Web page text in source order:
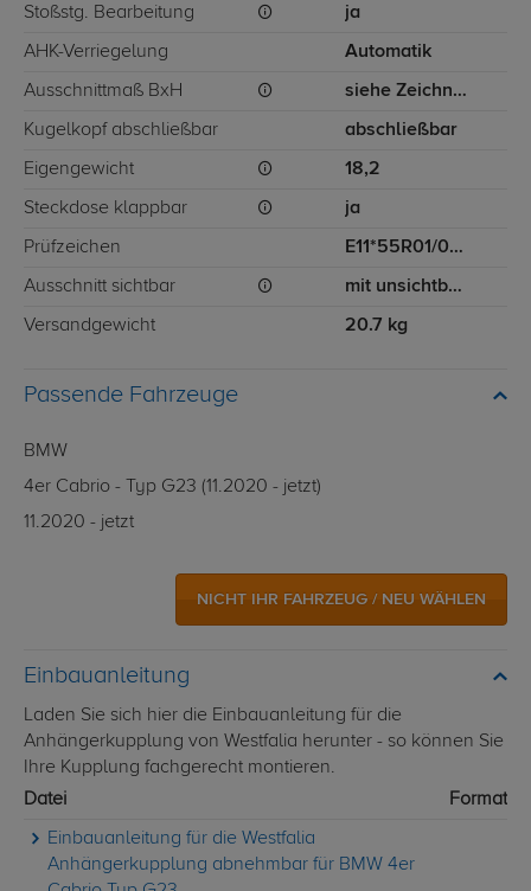
Stoßstg. Bearbeitung ja
AHK-Verriegelung Automatik
Ausschnittmaß BxH siehe Zeichnung
Kugelkopf abschließbar abschließbar
Eigengewicht 18,2
Steckdose klappbar ja
Prüfzeichen E11*55R01/06 11571
Ausschnitt sichtbar mit unsichtbarem Ausschnitt für Stoßstange
Versandgewicht 20.7 kg
Passende Fahrzeuge
BMW
4er Cabrio - Typ G23 (11.2020 - jetzt)
11.2020 - jetzt
NICHT IHR FAHRZEUG / NEU WÄHLEN
Einbauanleitung
Laden Sie sich hier die Einbauanleitung für die
Anhängerkupplung von Westfalia herunter - so können Sie
Ihre Kupplung fachgerecht montieren.
Datei
Format
Einbauanleitung für die Westfalia
Anhängerkupplung abnehmbar für BMW 4er